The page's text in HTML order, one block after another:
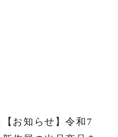
の
お知らせ】令和7